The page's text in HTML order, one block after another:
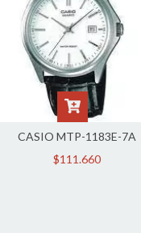
CASIO MTP-1183E-7A
$111.660